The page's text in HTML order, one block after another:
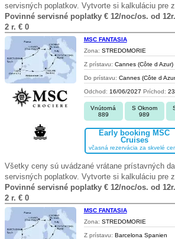
servisných poplatkov. Vytvorte si kalkuláciu pre
Povinné servisné poplatky € 12/noc/os. od
2 r. € 0
MSC FANTASIA
Zona: STREDOMORIE
Z prístavu: Cannes (Côte d Azur)
Do prístavu: Cannes (Côte d
Odchod: 16/06/2027 Príchod:
Vnútorná
889
S Oknom
989
Early booking MSC
Cruises
včasná rezervácia za skvelé
Všetky ceny sú uvádzané vrátane prístavných
servisných poplatkov. Vytvorte si kalkuláciu pre
Povinné servisné poplatky € 12/noc/os. od
2 r. € 0
MSC FANTASIA
Zona: STREDOMORIE
Z prístavu: Barcelona Spanien